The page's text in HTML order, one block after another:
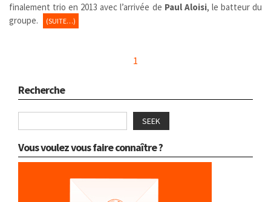
finalement trio en 2013 avec l’arrivée de Paul Aloisi, le batteur du
groupe.
(SUITE…)
1
Recherche
SEEK
Vous voulez vous faire connaître ?